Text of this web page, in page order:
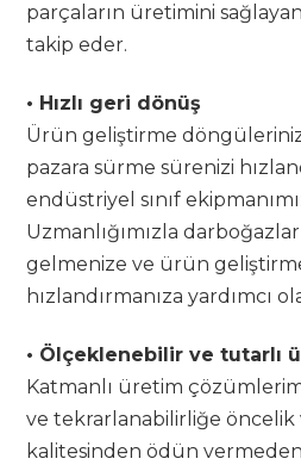
parçaların üretimini
takip eder.
• Hızlı geri dönüş
Ürün geliştirme
pazara sürme sürenizi
endüstriyel sınıf
Uzmanlığımızla
gelmenize ve ürün
hızlandırmanıza yardımcı
• Ölçeklenebilir ve tutarlı
Katmanlı üretim
ve tekrarlanabilirliğe öncelik
kalitesinden ödün